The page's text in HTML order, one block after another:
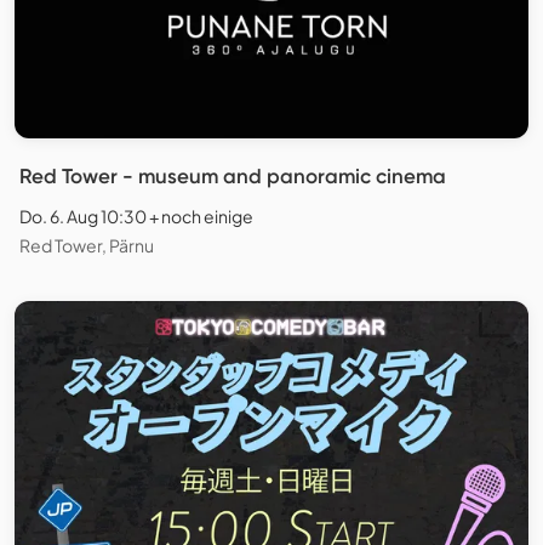
Red Tower - museum and panoramic cinema
Do. 6. Aug 10:30 + noch einige
Red Tower, Pärnu